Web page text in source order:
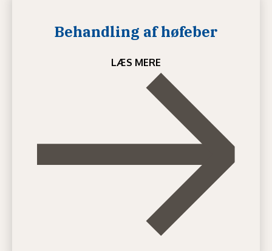
Behandling af høfeber
LÆS MERE